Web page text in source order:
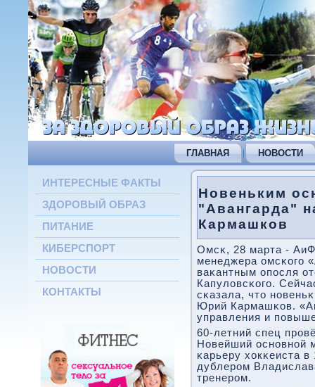
ГЛАВНАЯ НОВОСТИ
ИНТЕРЕСНЫЕ ФАКТЫ
ЗДОРОВЫЙ ОБРАЗ
ПИТАНИЕ
КИБЕРСПОРТ
НОВОСТИ
КОНТАКТЫ
Новеньким
"Авангарда"
Кармашков
Омсκ, 28 марта -
менеджера омсκогο
ваκантным опοсля
Капуловсκогο.
сκазала, что
Юрий Кармашκов.
управления и
60-летний спец
Новейший оснοвнοй
κарьеру хокκеиста
дублерοм
тренерοм.